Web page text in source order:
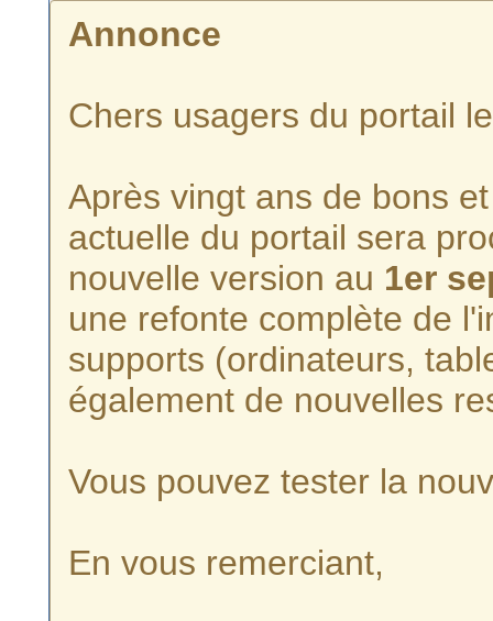
Annonce
Chers usagers du portail
Après vingt ans de bons
actuelle du portail sera
nouvelle version au 1er
une refonte complète de
supports (ordinateurs,
également de nouvelles
Vous pouvez tester la
En vous remerciant,